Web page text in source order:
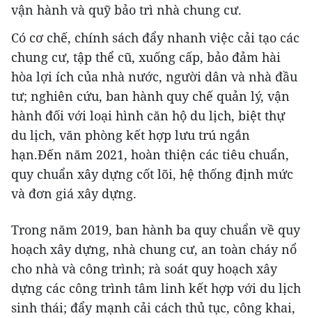
vận hành và quỹ bảo trì nhà chung cư.
Có cơ chế, chính sách đẩy nhanh việc cải tạo các
chung cư, tập thể cũ, xuống cấp, bảo đảm hài
hòa lợi ích của nhà nước, người dân và nhà đầu
tư; nghiên cứu, ban hành quy chế quản lý, vận
hành đối với loại hình căn hộ du lịch, biệt thự
du lịch, văn phòng kết hợp lưu trú ngắn
hạn.Đến năm 2021, hoàn thiện các tiêu chuẩn,
quy chuẩn xây dựng cốt lõi, hệ thống định mức
và đơn giá xây dựng.
Trong năm 2019, ban hành ba quy chuẩn về quy
hoạch xây dựng, nhà chung cư, an toàn cháy nổ
cho nhà và công trình; rà soát quy hoạch xây
dựng các công trình tâm linh kết hợp với du lịch
sinh thái; đẩy mạnh cải cách thủ tục, công khai,